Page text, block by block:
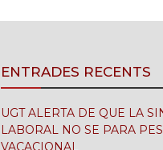
ENTRADES RECENTS
UGT ALERTA DE QUE LA
LABORAL NO SE PARA
VACACIONAL